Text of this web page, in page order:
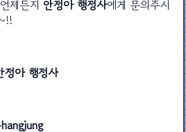
제든지 안정아 행정사에게 문의주시
아 행정사